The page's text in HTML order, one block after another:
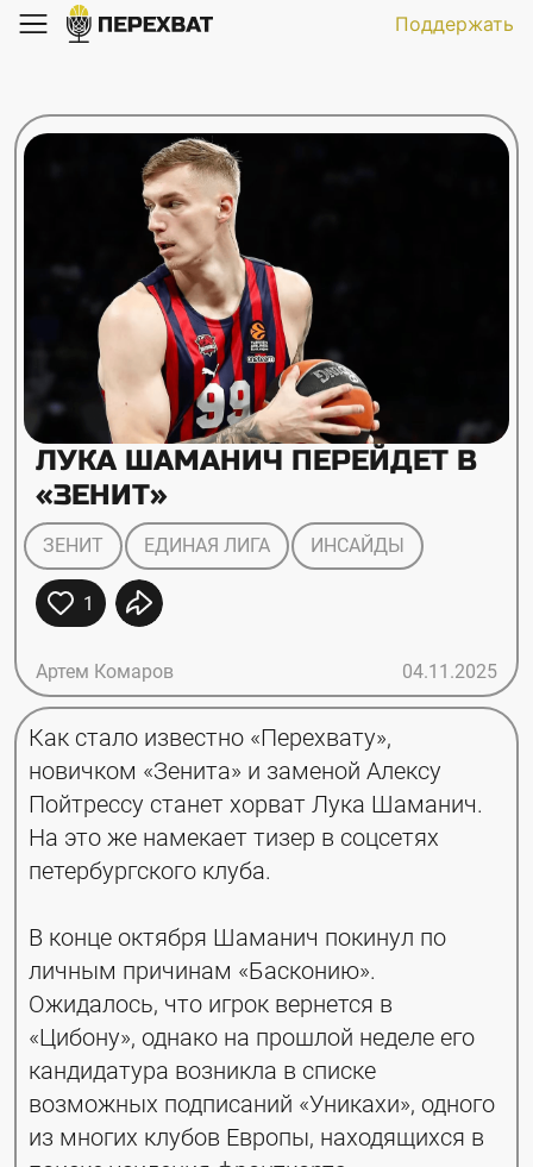
Поддержать
ЛУКА ШАМАНИЧ ПЕРЕЙДЕТ В
«ЗЕНИТ»
ЗЕНИТ ЕДИНАЯ ЛИГА ИНСАЙДЫ
1
Артем Комаров 04.11.2025
Как стало известно «Перехвату»,
новичком «Зенита» и заменой Алексу
Пойтрессу станет хорват Лука Шаманич.
На это же намекает тизер в соцсетях
петербургского клуба.
В конце октября Шаманич покинул по
личным причинам «Басконию».
Ожидалось, что игрок вернется в
«Цибону», однако на прошлой неделе его
кандидатура возникла в списке
возможных подписаний «Уникахи», одного
из многих клубов Европы, находящихся в